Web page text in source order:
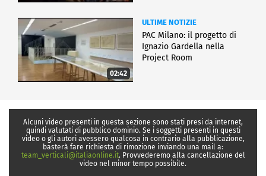
02:42
ULTIME NOTIZIE
PAC Milano: il progetto di
Ignazio Gardella nella
Project Room
Alcuni video presenti in questa sezione sono stati presi da internet,
quindi valutati di pubblico dominio. Se i soggetti presenti in questi
video o gli autori avessero qualcosa in contrario alla pubblicazione,
basterà fare richiesta di rimozione inviando una mail a:
team_verticali@italiaonline.it. Provvederemo alla cancellazione del
video nel minor tempo possibile.